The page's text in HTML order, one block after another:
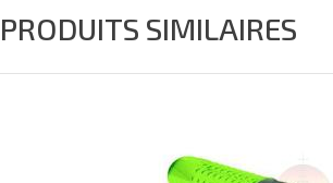
PRODUITS SIMILAIRES